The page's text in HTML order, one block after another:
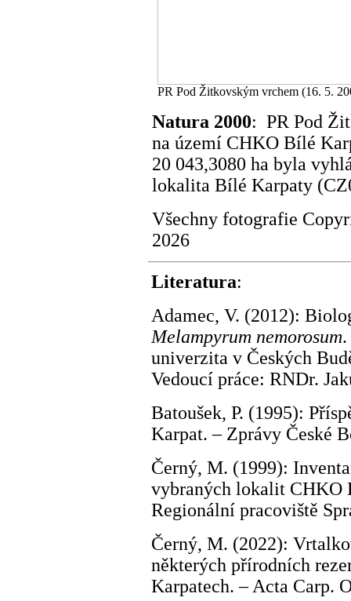
PR Pod Žitkovským vrchem (16. 5.
Natura 2000: PR Pod
na území CHKO Bílé
20 043,3080 ha byla
lokalita Bílé Karpaty
Všechny fotografie
2026
Literatura:
Adamec, V. (2012):
Melampyrum nemorosum
univerzita v Českých
Vedoucí práce: RNDr.
Batoušek, P. (1995):
Karpat. – Zprávy České
Černý, M. (1999):
vybraných lokalit CHKO
Regionální pracoviště
Černý, M. (2022):
některých přírodních
Karpatech. – Acta Carp.